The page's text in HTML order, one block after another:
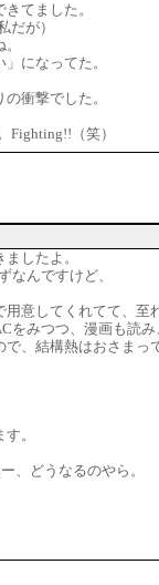
てました。
が）
になってた。
衝撃でした。
Fighting!!（笑）
したよ。
なんですけど、
意してくれてて、至
みつつ、漫画も読み
、結構熱はおさまっ
。
、どうなるのやら。